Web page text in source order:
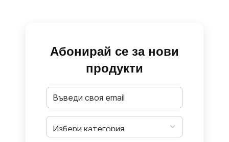
Абонирай се за нови
продукти